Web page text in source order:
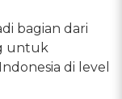
bagian dari
untuk
di level